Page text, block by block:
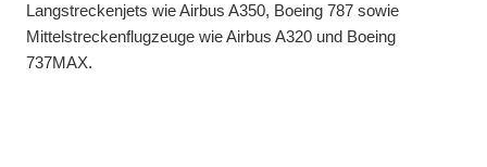
Langstreckenjets wie Airbus A350, Boeing 787 sowie
Mittelstreckenflugzeuge wie Airbus A320 und Boeing
737MAX.
Regionalflugzeuge wie ATR 72 oder Bombardier Dash 8.